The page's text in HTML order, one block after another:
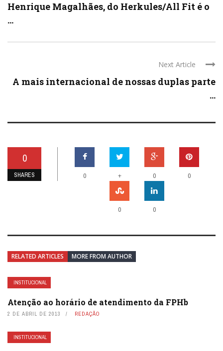
Henrique Magalhães, do Herkules/All Fit é o
...
Next Article
A mais internacional de nossas duplas parte
...
0
SHARES 0 + 0 0
0 0
RELATED ARTICLES MORE FROM AUTHOR
INSTITUCIONAL
Atenção ao horário de atendimento da FPHb
2 DE ABRIL DE 2013 REDAÇÃO
INSTITUCIONAL